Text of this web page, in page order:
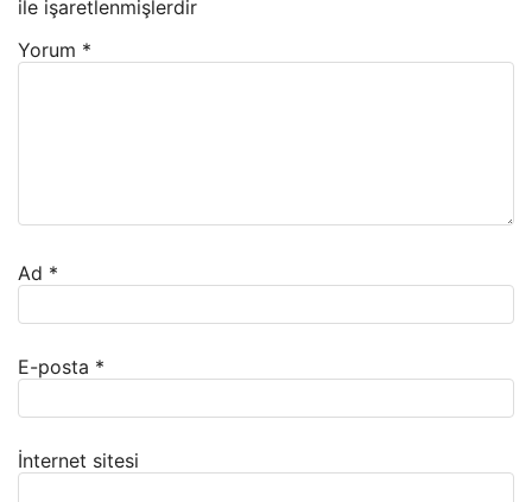
ile işaretlenmişlerdir
Yorum *
Ad *
E-posta *
İnternet sitesi